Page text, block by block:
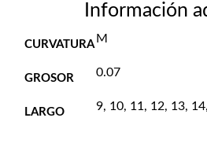
Información
CURVATURA M
GROSOR 0.07
LARGO 9, 10, 11, 12, 13,